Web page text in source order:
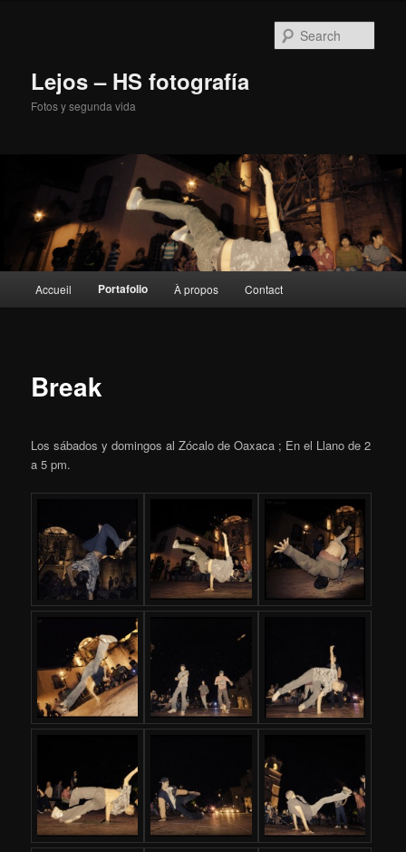
Lejos – HS fotografía
Fotos y segunda vida
Skip
Accueil Portafolio À propos Contact
Break
Los sábados y domingos al Zócalo de Oaxaca ; En el Llano de 2
a 5 pm.